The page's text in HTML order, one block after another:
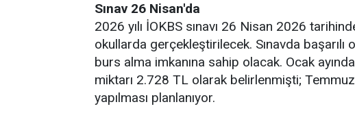
Sınav 26 Nisan'da
2026 yılı İOKBS sınavı 26 Nisan 2026
okullarda gerçekleştirilecek. Sınavda
burs alma imkanına sahip olacak. Ocak
miktarı 2.728 TL olarak belirlenmişti;
yapılması planlanıyor.